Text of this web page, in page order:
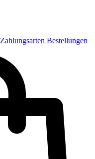
Zahlungsarten Bestellungen